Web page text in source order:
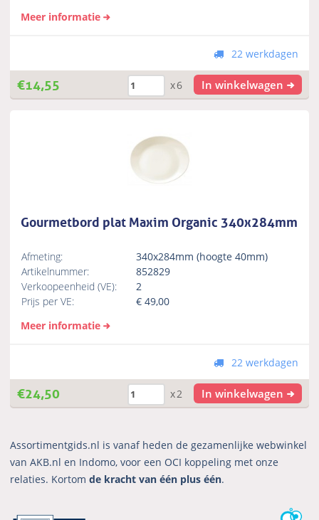
Meer informatie
22 werkdagen
€14,55 x6 In winkelwagen
Gourmetbord plat Maxim Organic 340x284mm
Afmeting:
340x284mm (hoogte 40mm)
Artikelnummer:
852829
Verkoopeenheid (VE):
2
Prijs per VE:
€49,00
Meer informatie
22 werkdagen
€24,50 x2 In winkelwagen
Assortimentgids.nl is vanaf heden de gezamenlijke webwinkel
van AKB.nl en Indomo, voor een OCI koppeling met onze
relaties. Kortomde kracht van één plus één.